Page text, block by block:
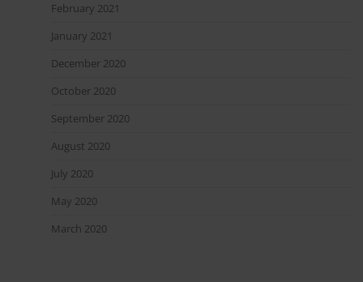
February 2021
January 2021
December 2020
October 2020
September 2020
August 2020
July 2020
May 2020
March 2020